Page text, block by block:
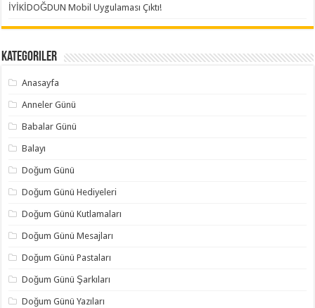
İYİKİDOĞDUN Mobil Uygulaması Çıktı!
Kategoriler
Anasayfa
Anneler Günü
Babalar Günü
Balayı
Doğum Günü
Doğum Günü Hediyeleri
Doğum Günü Kutlamaları
Doğum Günü Mesajları
Doğum Günü Pastaları
Doğum Günü Şarkıları
Doğum Günü Yazıları